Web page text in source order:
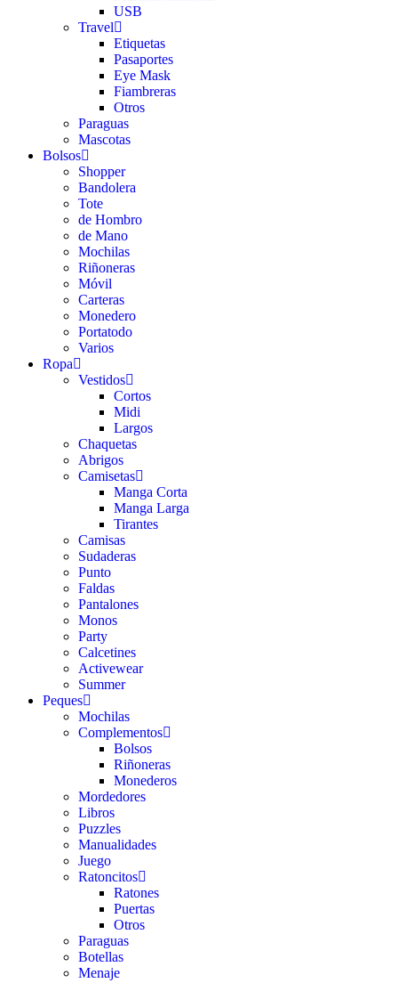
USB
Travel
Etiquetas
Pasaportes
Eye Mask
Fiambreras
Otros
Paraguas
Mascotas
Bolsos
Shopper
Bandolera
Tote
de Hombro
de Mano
Mochilas
Riñoneras
Móvil
Carteras
Monedero
Portatodo
Varios
Ropa
Vestidos
Cortos
Midi
Largos
Chaquetas
Abrigos
Camisetas
Manga Corta
Manga Larga
Tirantes
Camisas
Sudaderas
Punto
Faldas
Pantalones
Monos
Party
Calcetines
Activewear
Summer
Peques
Mochilas
Complementos
Bolsos
Riñoneras
Monederos
Mordedores
Libros
Puzzles
Manualidades
Juego
Ratoncitos
Ratones
Puertas
Otros
Paraguas
Botellas
Menaje